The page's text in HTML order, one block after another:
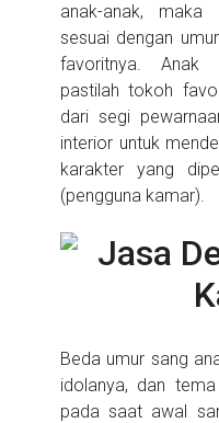
anak-anak, maka
sesuai dengan
favoritnya. Anak
pastilah tokoh
dari segi
interior untuk
karakter yang
(pengguna kamar).
Beda umur sang
idolanya, dan
pada saat awal